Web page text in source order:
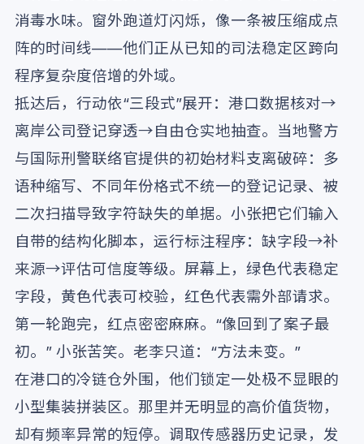
消毒水味。窗外跑道灯闪烁，像一条被压缩成点
阵的时间线——他们正从已知的司法稳定区跨向
程序复杂度倍增的外域。
抵达后，行动依“三段式”展开：港口数据核对→
离岸公司登记穿透→自由仓实地抽查。当地警方
与国际刑警联络官提供的初始材料支离破碎：多
语种缩写、不同年份格式不统一的登记记录、被
二次扫描导致字符缺失的单据。小张把它们输入
自带的结构化脚本，运行标注程序：缺字段→补
来源→评估可信度等级。屏幕上，绿色代表稳定
字段，黄色代表可校验，红色代表需外部请求。
第一轮跑完，红点密密麻麻。“像回到了案子最
初。” 小张苦笑。老李只道：“方法未变。”
在港口的冷链仓外围，他们锁定一处极不显眼的
小型集装拼装区。那里并无明显的高价值货物，
却有频率异常的短停。调取传感器历史记录，发